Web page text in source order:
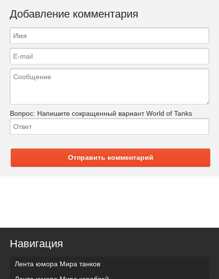
Добавление комментария
Вопрос: Напишите сокращенный вариант World of Tanks
Отправить комментарий
Навигация
Лента юмора Мира танков